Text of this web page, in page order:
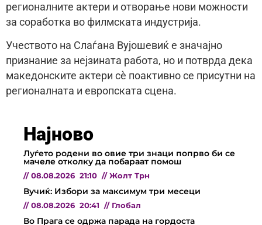
регионалните актери и отворање нови можности
за соработка во филмската индустрија.
Учеството на Слаѓана Вујошевиќ е значајно
признание за нејзината работа, но и потврда дека
македонските актери сè поактивно се присутни на
регионалната и европската сцена.
Најново
Луѓето родени во овие три знаци попрво би се
мачеле отколку да побараат помош
// 08.08.2026 21:10 // Жолт Трн
Вучиќ: Избори за максимум три месеци
// 08.08.2026 20:41 // Глобал
Во Прага се одржа парада на гордоста